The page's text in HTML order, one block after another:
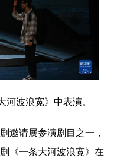
图片
金融
信息化 数字经济
时尚
波浪宽》中表演。
请展参演剧目之一，
《一条大河波浪宽》在